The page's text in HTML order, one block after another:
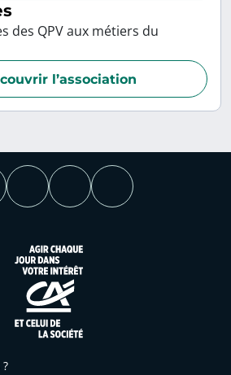
des QPV aux métiers du
l’association